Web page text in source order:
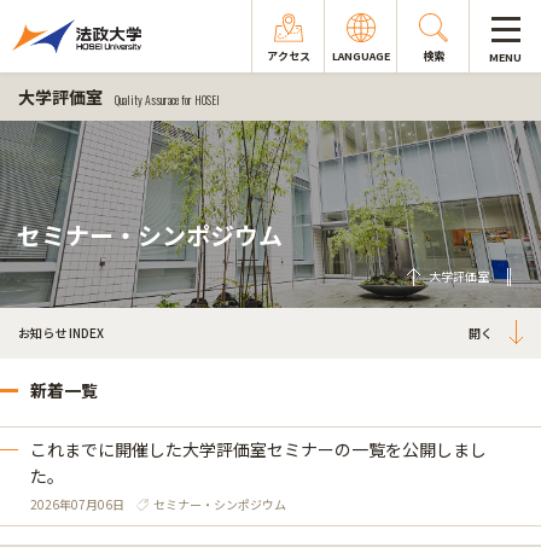
アクセス LANGUAGE 検索 MENU
大学評価室 Quality Assurace for HOSEI
セミナー・シンポジウム
大学評価室
お知らせ INDEX
新着一覧
これまでに開催した大学評価室セミナーの一覧を公開しまし
た。
2026年07月06日 セミナー・シンポジウム